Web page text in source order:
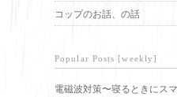
コップのお話、の話
Popular Posts [weekly]
電磁波対策〜寝るときにス